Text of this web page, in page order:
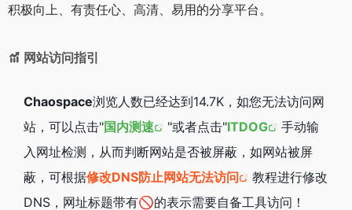
积极向上、有责任心、高清、易用的分享平台。
网站访问指引
Chaospace浏览人数已经达到14.7K，如您无法访问网
站，可以点击"国内测速 "或者点击"ITDOG
手动输
入网址检测，从而判断网站是否被屏蔽，如网站被屏
蔽，可根据修改DNS防止网站无法访问
教程进行修改
DNS，网址标题带有🚫的表示需要自备工具访问！